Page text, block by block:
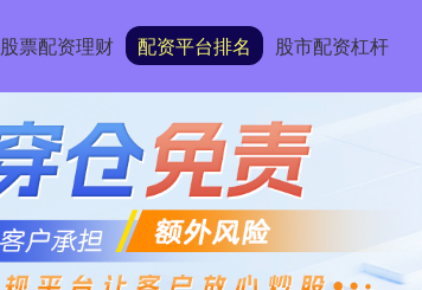
股票配资理财 配资平台排名 股市配资杠杆